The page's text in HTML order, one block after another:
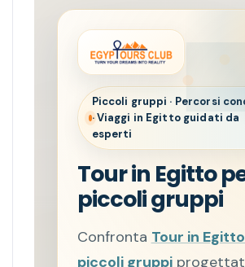
Piccoli gruppi · Percorsi
· Viaggi in Egitto guidati da
esperti
Tour in Egitto
piccoli gruppi
Confronta Tour in
piccoli gruppi